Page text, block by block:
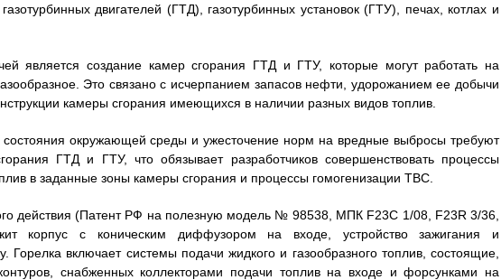
двигателей (ГТД), газотурбинных установок (ГТУ), печах, котлах и
является создание камер сгорания ГТД и ГТУ, которые могут работать на
Это связано с исчерпанием запасов нефти, удорожанием ее добычи
камеры сгорания имеющихся в наличии разных видов топлив.
состояния окружающей среды и ужесточение норм на вредные выбросы требуют
ГТД и ГТУ, что обязывает разработчиков совершенствовать процессы
в заданные зоны камеры сгорания и процессы гомогенизации ТВС.
действия (Патент РФ на полезную модель № 98538, МПК F23С 1/08, F23R 3/36,
корпус с коническим диффузором на входе, устройство зажигания и
включает системы подачи жидкого и газообразного топлив, состоящие,
снабженных коллекторами подачи топлив на входе и форсунками на